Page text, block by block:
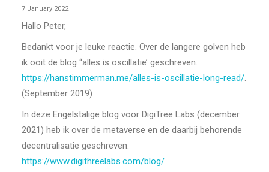
7 January 2022
Hallo Peter,
Bedankt voor je leuke reactie. Over de langere golven heb
ik ooit de blog “alles is oscillatie’ geschreven.
https://hanstimmerman.me/alles-is-oscillatie-long-read/.
(September 2019)
In deze Engelstalige blog voor DigiTree Labs (december
2021) heb ik over de metaverse en de daarbij behorende
decentralisatie geschreven.
https://www.digithreelabs.com/blog/